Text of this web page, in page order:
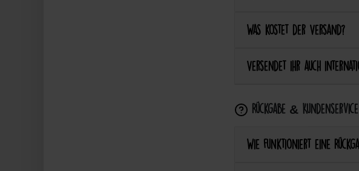
Was kostet der Versand?
Versendet ihr auch
Rückgabe & Kundenservice
Wie funktioniert eine